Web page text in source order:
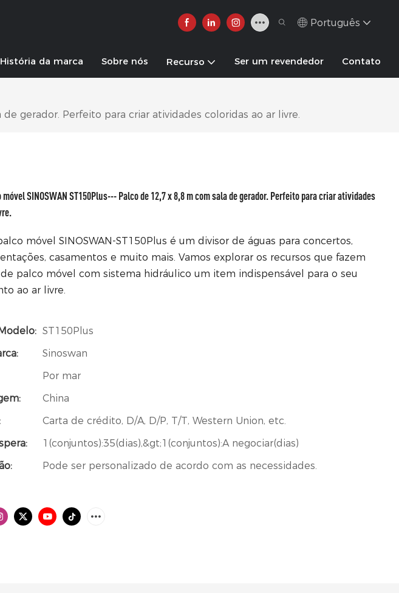
Português
História da marca Sobre nós Recurso Ser um revendedor Contato
gerador. Perfeito para criar atividades coloridas ao ar livre.
móvel SINOSWAN ST150Plus--- Palco de 12,7 x 8,8 m com sala de gerador. Perfeito para criar atividades
móvel SINOSWAN-ST150Plus é um divisor de águas para concertos,
casamentos e muito mais. Vamos explorar os recursos que fazem
palco móvel com sistema hidráulico um item indispensável para o seu
ao ar livre.
ST150Plus
Sinoswan
Por mar
China
Carta de crédito, D/A, D/P, T/T, Western Union, etc.
1(conjuntos):35(dias),&gt;1(conjuntos):A negociar(dias)
Pode ser personalizado de acordo com as necessidades.